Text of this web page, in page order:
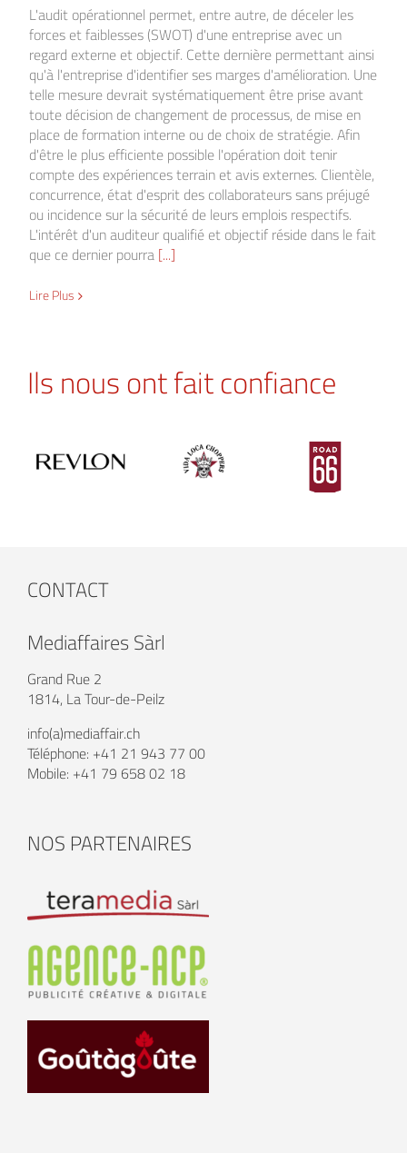
L'audit opérationnel permet, entre autre, de déceler les
forces et faiblesses (SWOT) d'une entreprise avec un
regard externe et objectif. Cette dernière permettant ainsi
qu'à l'entreprise d'identifier ses marges d'amélioration. Une
telle mesure devrait systématiquement être prise avant
toute décision de changement de processus, de mise en
place de formation interne ou de choix de stratégie. Afin
d'être le plus efficiente possible l'opération doit tenir
compte des expériences terrain et avis externes. Clientèle,
concurrence, état d'esprit des collaborateurs sans préjugé
ou incidence sur la sécurité de leurs emplois respectifs.
L'intérêt d'un auditeur qualifié et objectif réside dans le fait
que ce dernier pourra[...]
Lire Plus
Ils nous ont fait confiance
CONTACT
Mediaffaires Sàrl
Grand Rue 2
1814, La Tour-de-Peilz
info(a)mediaffair.ch
Téléphone: +41 21 943 77 00
Mobile: +41 79 658 02 18
NOS PARTENAIRES